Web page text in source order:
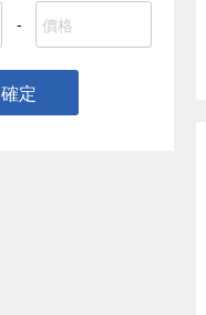
-
確定